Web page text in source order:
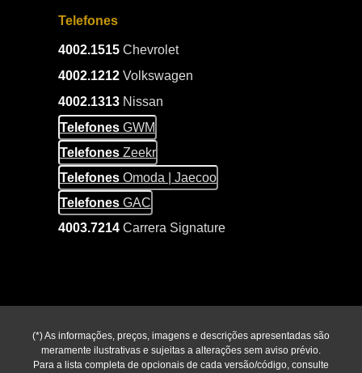
Telefones
4002.1515 Chevrolet
4002.1212 Volkswagen
4002.1313 Nissan
Telefones GWM
Telefones Zeekr
Telefones Omoda | Jaecoo
Telefones GAC
4003.7214 Carrera Signature
(*) As informações, preços, imagens e descrições apresentadas são
meramente ilustrativas e sujeitas a alterações sem aviso prévio.
Para a lista completa de opcionais de cada versão/código, consulte